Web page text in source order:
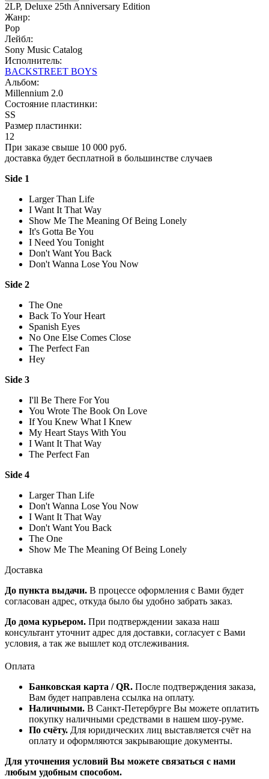
2LP, Deluxe 25th Anniversary Edition
Жанр:
Pop
Лейбл:
Sony Music Catalog
Исполнитель:
BACKSTREET BOYS
Альбом:
Millennium 2.0
Состояние пластинки:
SS
Размер пластинки:
12
При заказе свыше 10 000 руб.
доставка будет бесплатной в большинстве случаев
Side 1
Larger Than Life
I Want It That Way
Show Me The Meaning Of Being Lonely
It's Gotta Be You
I Need You Tonight
Don't Want You Back
Don't Wanna Lose You Now
Side 2
The One
Back To Your Heart
Spanish Eyes
No One Else Comes Close
The Perfect Fan
Hey
Side 3
I'll Be There For You
You Wrote The Book On Love
If You Knew What I Knew
My Heart Stays With You
I Want It That Way
The Perfect Fan
Side 4
Larger Than Life
Don't Wanna Lose You Now
I Want It That Way
Don't Want You Back
The One
Show Me The Meaning Of Being Lonely
Доставка
До пункта выдачи. В процессе оформления с Вами будет
согласован адрес, откуда было бы удобно забрать заказ.
До дома курьером. При подтверждении заказа наш
консультант уточнит адрес для доставки, согласует с Вами
условия, а так же вышлет код отслеживания.
Оплата
Банковская карта / QR. После подтверждения заказа,
Вам будет направлена ссылка на оплату.
Наличными. В Санкт-Петербурге Вы можете оплатить
покупку наличными средствами в нашем шоу-руме.
По счёту. Для юридических лиц выставляется счёт на
оплату и оформляются закрывающие документы.
Для уточнения условий Вы можете связаться с нами
любым удобным способом.